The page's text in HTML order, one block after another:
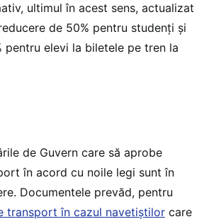
ultimul în acest sens, actualizat
de 50% pentru studenți și
pentru elevi la biletele pe tren la
de Guvern care să aprobe
în acord cu noile legi sunt în
Documentele prevăd, pentru
transport în cazul navetiștilor care